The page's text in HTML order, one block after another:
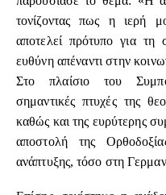
τονίζοντας πως η ιερή
αποτελεί πρότυπο για
ευθύνη απέναντι στην
Στο πλαίσιο του
σημαντικές πτυχές της
καθώς και της ευρύτερης
αποστολή της
ανάπτυξης, τόσο στη